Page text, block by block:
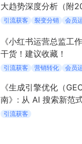
新零售内参
有赞商盟
社群交流
大趋势深度分析（附
历）
引流获客 裂变分销 会员
《小红书运营总监工
干货！建议收藏！
引流获客 营销转化 会员
《生成引擎优化（
南》: 从 AI 搜索新范
引流获客